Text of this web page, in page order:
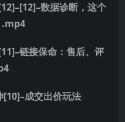
数据诊断，这个
.mp4
链接保命：售后、评
成交出价玩法